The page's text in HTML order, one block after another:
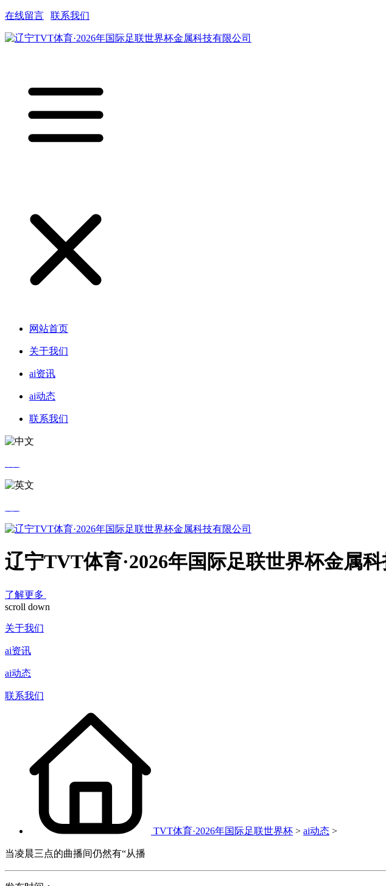
在线留言 联系我们
网站首页
关于我们
ai资讯
ai动态
联系我们
辽宁TVT体育·2026年国际足联世界杯金属
了解更多
scroll down
关于我们
ai资讯
ai动态
联系我们
TVT体育·2026年国际足联世界杯 > ai动态 >
当凌晨三点的曲播间仍然有“从播